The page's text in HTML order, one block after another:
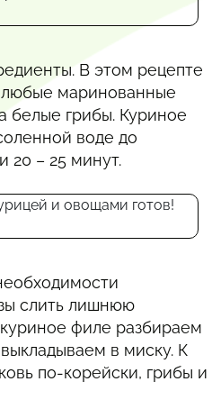
В этом рецепте
маринованные
белые грибы. Куриное
воде до
20 – 25 минут.
слить лишнюю
филе разбираем
в миску. К
по-корейски, грибы и